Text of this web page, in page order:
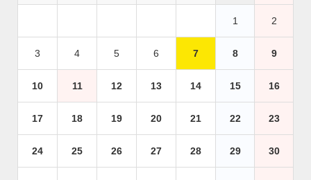
1 2
3 4 5 6 7 8 9
10 11 12 13 14 15 16
17 18 19 20 21 22 23
24 25 26 27 28 29 30